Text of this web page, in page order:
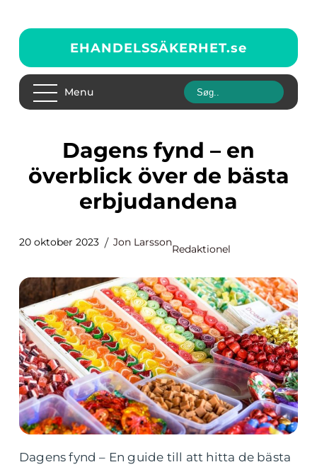
EHANDELSSÄKERHET.se
Menu
Dagens fynd – en
överblick över de bästa
erbjudandena
20 oktober 2023 Jon Larsson
Redaktionel
Dagens fynd – En guide till att hitta de bästa